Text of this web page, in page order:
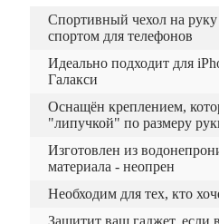
Спортивный чехол на руку
спортом для телефонов
Идеально подходит для
Галакси
Оснащён креплением,
"липучкой" по размеру
Изготовлен из
материала - неопрен
Необходим для тех, кто
Защитит ваш гаджет, если